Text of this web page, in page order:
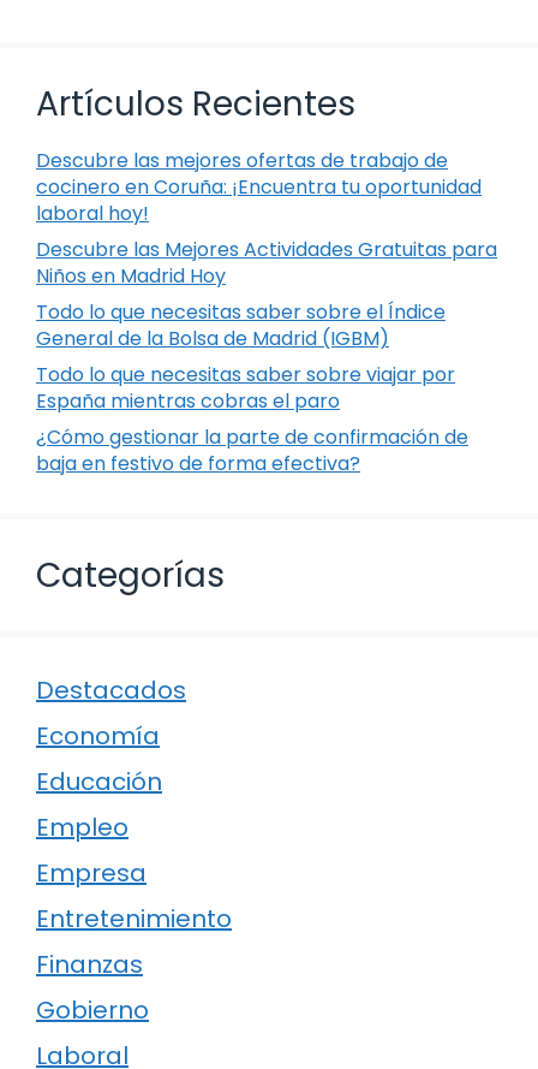
Artículos Recientes
Descubre las mejores ofertas de trabajo de
cocinero en Coruña: ¡Encuentra tu oportunidad
laboral hoy!
Descubre las Mejores Actividades Gratuitas para
Niños en Madrid Hoy
Todo lo que necesitas saber sobre el Índice
General de la Bolsa de Madrid (IGBM)
Todo lo que necesitas saber sobre viajar por
España mientras cobras el paro
¿Cómo gestionar la parte de confirmación de
baja en festivo de forma efectiva?
Categorías
Destacados
Economía
Educación
Empleo
Empresa
Entretenimiento
Finanzas
Gobierno
Laboral